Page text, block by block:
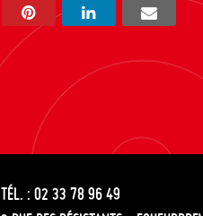
TÉL. : 02 33 78 96 49